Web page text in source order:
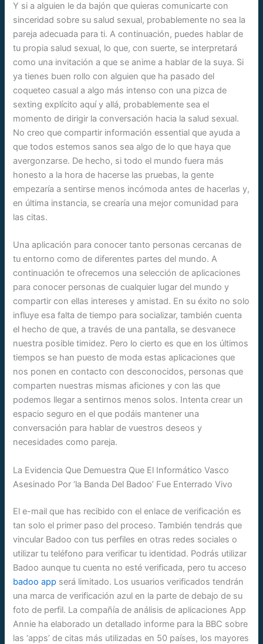
Y si a alguien le da bajón que quieras comunicarte con
sinceridad sobre su salud sexual, probablemente no sea la
pareja adecuada para ti. A continuación, puedes hablar de
tu propia salud sexual, lo que, con suerte, se interpretará
como una invitación a que se anime a hablar de la suya. Si
ya tienes buen rollo con alguien que ha pasado del
coqueteo casual a algo más intenso con una pizca de
sexting explícito aquí y allá, probablemente sea el
momento de dirigir la conversación hacia la salud sexual.
No creo que compartir información essential que ayuda a
que todos estemos sanos sea algo de lo que haya que
avergonzarse. De hecho, si todo el mundo fuera más
honesto a la hora de hacerse las pruebas, la gente
empezaría a sentirse menos incómoda antes de hacerlas y,
en última instancia, se crearía una mejor comunidad para
las citas.
Una aplicación para conocer tanto personas cercanas de
tu entorno como de diferentes partes del mundo. A
continuación te ofrecemos una selección de aplicaciones
para conocer personas de cualquier lugar del mundo y
compartir con ellas intereses y amistad. En su éxito no solo
influye esa falta de tiempo para socializar, también cuenta
el hecho de que, a través de una pantalla, se desvanece
nuestra posible timidez. Pero lo cierto es que en los últimos
tiempos se han puesto de moda estas aplicaciones que
nos ponen en contacto con desconocidos, personas que
comparten nuestras mismas aficiones y con las que
podemos llegar a sentirnos menos solos. Intenta crear un
espacio seguro en el que podáis mantener una
conversación para hablar de vuestros deseos y
necesidades como pareja.
La Evidencia Que Demuestra Que El Informático Vasco
Asesinado Por ‘la Banda Del Badoo’ Fue Enterrado Vivo
El e-mail que has recibido con el enlace de verificación es
tan solo el primer paso del proceso. También tendrás que
vincular Badoo con tus perfiles en otras redes sociales o
utilizar tu teléfono para verificar tu identidad. Podrás utilizar
Badoo aunque tu cuenta no esté verificada, pero tu acceso
badoo app será limitado. Los usuarios verificados tendrán
una marca de verificación azul en la parte de debajo de su
foto de perfil. La compañía de análisis de aplicaciones App
Annie ha elaborado un detallado informe para la BBC sobre
las ‘apps’ de citas más utilizadas en 50 países, los mayores